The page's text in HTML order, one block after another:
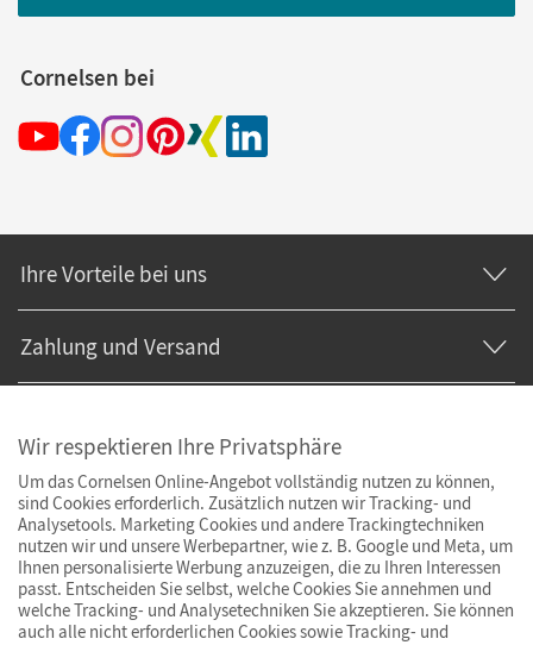
Cornelsen bei
Ihre Vorteile bei uns
Zahlung und Versand
Wir respektieren Ihre Privatsphäre
Um das Cornelsen Online-Angebot vollständig nutzen zu können,
sind Cookies erforderlich. Zusätzlich nutzen wir Tracking- und
Analysetools. Marketing Cookies und andere Trackingtechniken
nutzen wir und unsere Werbepartner, wie z. B. Google und Meta, um
Ihnen personalisierte Werbung anzuzeigen, die zu Ihren Interessen
passt. Entscheiden Sie selbst, welche Cookies Sie annehmen und
welche Tracking- und Analysetechniken Sie akzeptieren. Sie können
auch alle nicht erforderlichen Cookies sowie Tracking- und